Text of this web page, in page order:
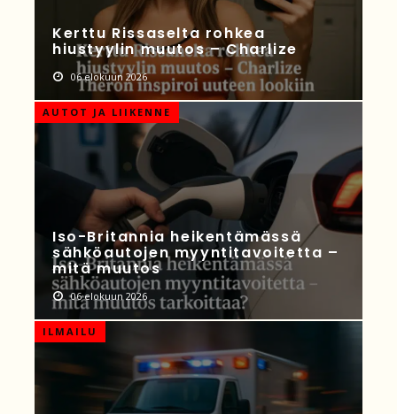
Kerttu Rissaselta rohkea
hiustyylin muutos – Charlize
06 elokuun 2026
AUTOT JA LIIKENNE
Iso-Britannia heikentämässä
sähköautojen myyntitavoitetta –
mitä muutos
06 elokuun 2026
ILMAILU